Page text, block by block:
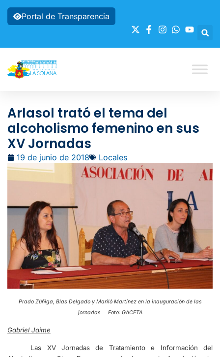
Portal de Transparencia
Arlasol trató el tema del
alcoholismo femenino en sus
XV Jornadas
19 de junio de 2018 Locales
Prado Zúñiga, Blas Delgado y Mariló Martínez en la inauguración de las
jornadas Foto: GACETA
Gabriel Jaime
Las XV Jornadas de Tratamiento e Información del